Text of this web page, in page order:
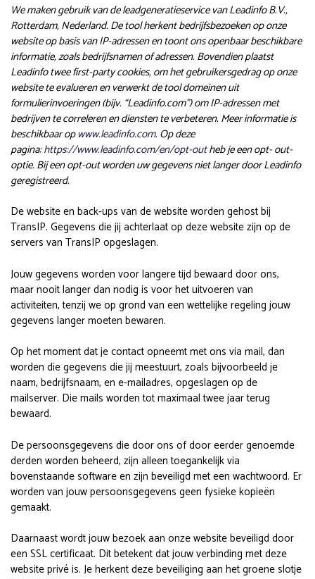
We maken gebruik van de leadgeneratieservice van Leadinfo B.V.,
Rotterdam, Nederland. De tool herkent bedrijfsbezoeken op onze
website op basis van IP-adressen en toont ons openbaar beschikbare
informatie, zoals bedrijfsnamen of adressen. Bovendien plaatst
Leadinfo twee first-party cookies, om het gebruikersgedrag op onze
website te evalueren en verwerkt de tool domeinen uit
formulierinvoeringen (bijv. “Leadinfo.com”) om IP-adressen met
bedrijven te correleren en diensten te verbeteren. Meer informatie is
beschikbaar opwww.leadinfo.com. Op deze
pagina:https://www.leadinfo.com/en/opt-outheb je een opt- out-
optie. Bij een opt-out worden uw gegevens niet langer door Leadinfo
geregistreerd.
De website en back-ups van de website worden gehost bij
TransIP. Gegevens die jij achterlaat op deze website zijn op de
servers van TransIP opgeslagen.
Jouw gegevens worden voor langere tijd bewaard door ons,
maar nooit langer dan nodig is voor het uitvoeren van
activiteiten, tenzij we op grond van een wettelijke regeling jouw
gegevens langer moeten bewaren.
Op het moment dat je contact opneemt met ons via mail, dan
worden die gegevens die jij meestuurt, zoals bijvoorbeeld je
naam, bedrijfsnaam, en e-mailadres, opgeslagen op de
mailserver. Die mails worden tot maximaal twee jaar terug
bewaard.
De persoonsgegevens die door ons of door eerder genoemde
derden worden beheerd, zijn alleen toegankelijk via
bovenstaande software en zijn beveiligd met een wachtwoord. Er
worden van jouw persoonsgegevens geen fysieke kopieën
gemaakt.
Daarnaast wordt jouw bezoek aan onze website beveiligd door
een SSL certificaat. Dit betekent dat jouw verbinding met deze
website privé is. Je herkent deze beveiliging aan het groene slotje